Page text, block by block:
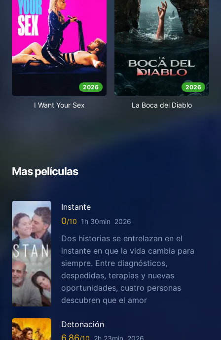
2026
I Want Your Sex
2026
La Boca del Diablo
Mas películas
Instante
0 1h 30min 2026
Dos historias se entrelazan en el
instante en que la vida cambia para
siempre. Entre diagnósticos,
despedidas, terapias y nuevas
oportunidades, cuatro personas
descubren que el amor
Detonación
6.86